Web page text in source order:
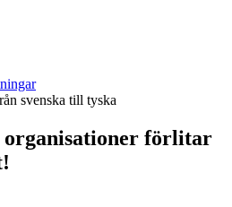
svenska till tyska
organisationer förlitar